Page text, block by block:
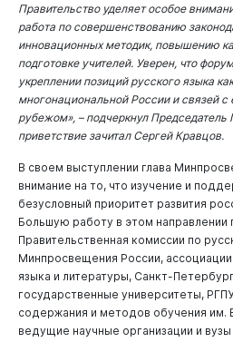
Правительство уделяет особое
работа по совершенствованию
инновационных методик, повышению
подготовке учителей. Уверен, что
укреплении позиций русского языка
многонациональной России и связей
рубежом», – подчеркнул Председатель
приветствие зачитал Сергей Кравцов.
В своем выступлении глава
внимание на то, что изучение и
безусловный приоритет развития
Большую работу в этом направлении
Правительственная комиссии по
Минпросвещения России,
языка и литературы, Санкт-
государственные университеты,
содержания и методов обучения им.
ведущие научные организации и